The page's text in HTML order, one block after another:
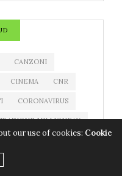
CANZONI
CINEMA CNR
CORONAVIRUS
MILLIONDAY
our use of cookies: Cookie